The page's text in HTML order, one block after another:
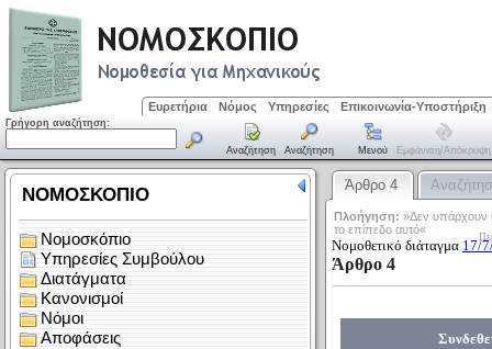
Ευρετήρια Νόμος Υπηρεσίες Επικοινωνία-Υποστήριξη
Γρήγορη αναζήτηση:
Αναζήτηση Αναζήτηση Μενού Εμφάνιση/απόκρυψη
Άρθρο 4